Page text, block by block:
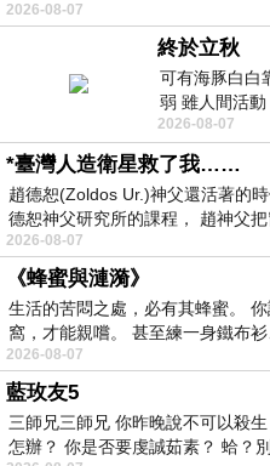
2026-08-07
終於立秋
可有海豚白白
弱 雖人間活
者 只能白白陪
2026-08-07
*臺灣人造衛星救了我……
趙德恕(Zoldos Ur.)神父還活著的
德恕神父研究所的課程， 趙神父
2026-08-07
《蜂蜜與漣漪》
生活的苦悶之處，必有其蜂蜜。
窩，才能親嚐。 甚至練一身鐵布
2026-08-07
藍玫友5
三師兄三師兄 你昨晚說不可以殺
怎辦？ 你是否要虔誠茹素？ 蛤？